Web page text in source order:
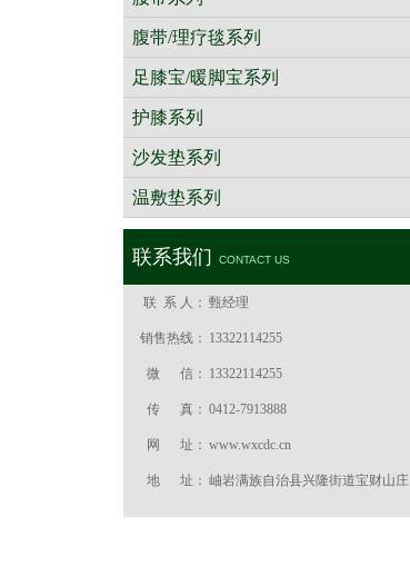
腹带/理疗毯系列
足膝宝/暖脚宝系列
护膝系列
沙发垫系列
温敷垫系列
联系我们 CONTACT US
联 系 人： 甄经理
销售热线： 13322114255
微 信： 13322114255
传 真： 0412-7913888
网 址： www.wxcdc.cn
地 址： 岫岩满族自治县兴隆街道宝财山庄